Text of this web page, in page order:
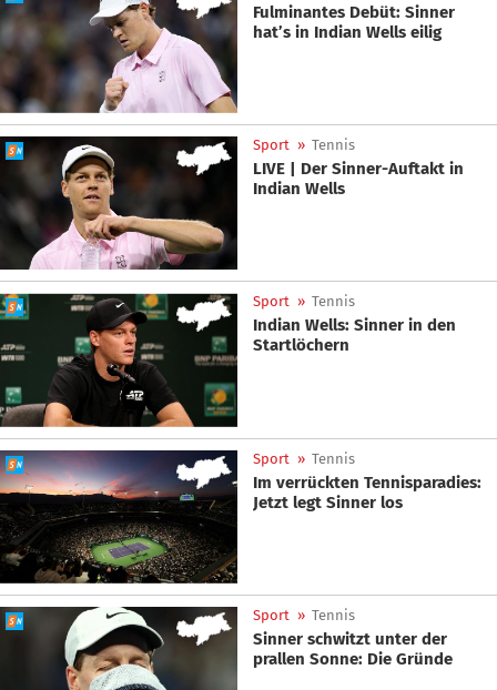
Fulminantes Debüt: Sinner
hat’s in Indian Wells eilig
Sport » Tennis
LIVE | Der Sinner-Auftakt in
Indian Wells
Sport » Tennis
Indian Wells: Sinner in den
Startlöchern
Sport » Tennis
Im verrückten Tennisparadies:
Jetzt legt Sinner los
Sport » Tennis
Sinner schwitzt unter der
prallen Sonne: Die Gründe